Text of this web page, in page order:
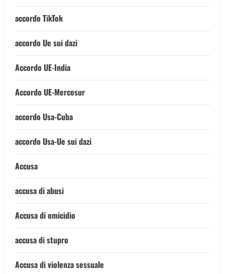
accordo TikTok
accordo Ue sui dazi
Accordo UE-India
Accordo UE-Mercosur
accordo Usa-Cuba
accordo Usa-Ue sui dazi
Accusa
accusa di abusi
Accusa di omicidio
accusa di stupro
Accusa di violenza sessuale